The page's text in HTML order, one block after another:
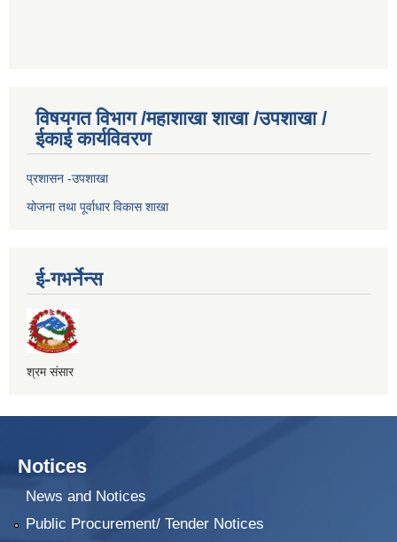
विषयगत विभाग /महाशाखा शाखा /उपशाखा /
ईकाई कार्यविवरण
प्रशासन -उपशाखा
योजना तथा पूर्वाधार विकास शाखा
ई-गभर्नेन्स
श्रम संसार
Notices
News and Notices
Public Procurement/ Tender Notices